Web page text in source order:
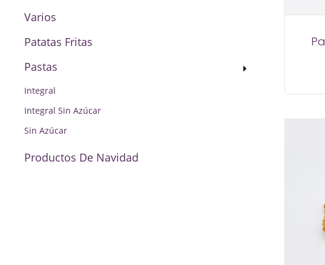
Varios
Patatas Fritas
Pastas
Integral
Integral Sin Azúcar
Sin Azúcar
Productos De Navidad